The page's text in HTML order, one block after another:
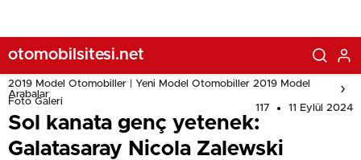
otomobilsitesi.net
2019 Model Otomobiller | Yeni Model Otomobiller 2019 Model
Arabalar
Foto Galeri
117 11 Eylül 2024
Sol kanata genç yetenek:
Galatasaray Nicola Zalewski